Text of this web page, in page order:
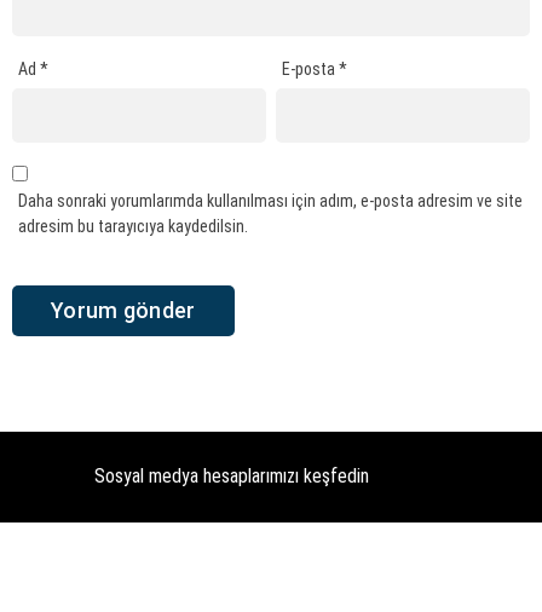
Ad * E-posta*
Daha sonraki yorumlarımda kullanılması için adım, e-posta adresim ve site
adresim bu tarayıcıya kaydedilsin.
Sosyal medya hesaplarımızı keşfedin